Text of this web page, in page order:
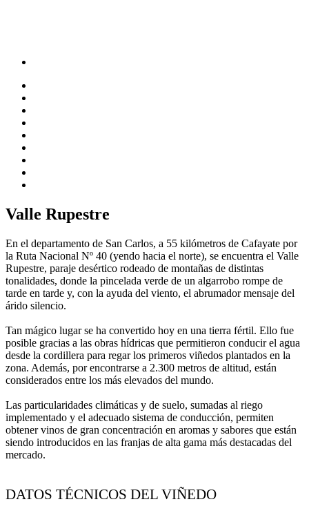
Valle Rupestre
En el departamento de San Carlos, a 55 kilómetros de Cafayate por
la Ruta Nacional Nº 40 (yendo hacia el norte), se encuentra el Valle
Rupestre, paraje desértico rodeado de montañas de distintas
tonalidades, donde la pincelada verde de un algarrobo rompe de
tarde en tarde y, con la ayuda del viento, el abrumador mensaje del
árido silencio.
Tan mágico lugar se ha convertido hoy en una tierra fértil. Ello fue
posible gracias a las obras hídricas que permitieron conducir el agua
desde la cordillera para regar los primeros viñedos plantados en la
zona. Además, por encontrarse a 2.300 metros de altitud, están
considerados entre los más elevados del mundo.
Las particularidades climáticas y de suelo, sumadas al riego
implementado y el adecuado sistema de conducción, permiten
obtener vinos de gran concentración en aromas y sabores que están
siendo introducidos en las franjas de alta gama más destacadas del
mercado.
DATOS TÉCNICOS DEL VIÑEDO